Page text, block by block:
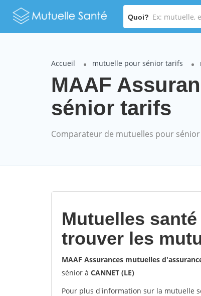
Quoi?
Accueil mutuelle pour sénior tarifs
MAAF
sénior tarifs
Comparateur de mutuelles pour sénior
Mutuelles
trouver les
MAAF Assurances mutuelles
sénior à CANNET (LE)
Pour plus d'information sur la mutuelle